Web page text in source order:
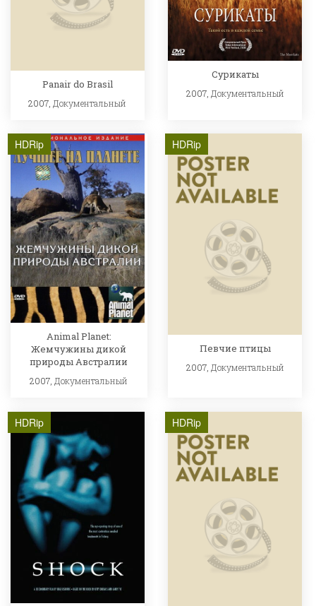
Panair do Brasil
2007, Документальный
Сурикаты
2007, Документальный
HDRip
Animal Planet:
Жемчужины дикой
природы Австралии
2007, Документальный
HDRip
Певчие птицы
2007, Документальный
HDRip HDRip